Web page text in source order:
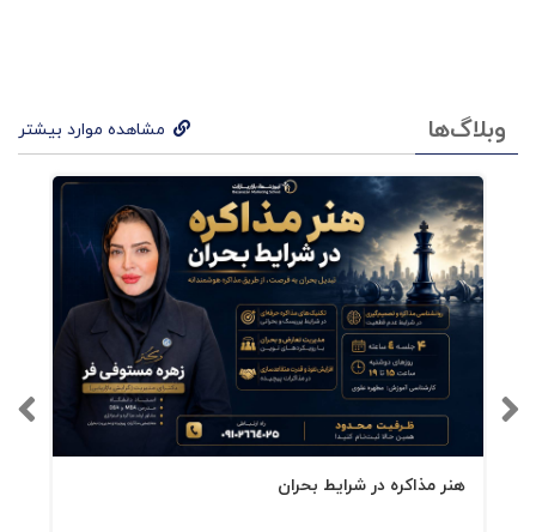
که تکنیک های سریع و آسان را برای دستیابی به
وبلاگ‌ها مشاهده موارد بیشتر
هنر مذاکره در شرایط بحران